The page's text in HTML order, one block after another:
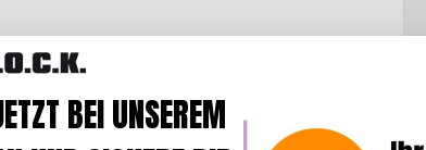
BEI UNSEREM